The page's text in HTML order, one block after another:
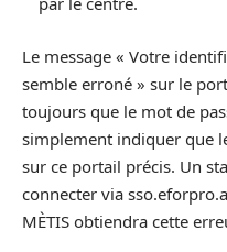
Le message « Votre
semble erroné » sur le
toujours que le mot de
simplement indiquer que
sur ce portail précis. Un
connecter via
MÈTIS obtiendra cette